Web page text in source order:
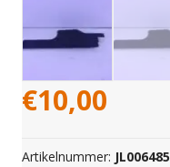
€10,00
Artikelnummer: JL006485